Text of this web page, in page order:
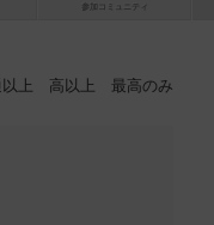
コミュニティ
上 高以上 最高のみ